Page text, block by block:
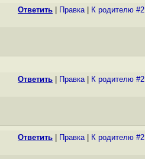
Ответить Правка| К родителю #2
Ответить Правка| К родителю #2
Ответить Правка| К родителю #2